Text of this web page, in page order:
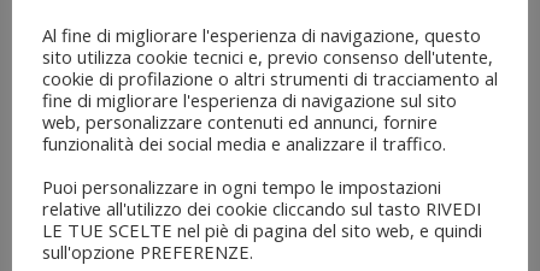
Corso di Alta Formazione in
diritto Antidiscriminatorio –
2024
Convegni di terzi e accreditati dal COF / CPO /
Formazione / Pari opportunità
Si pubblica la locandina del corso in oggetto
con particolare riferimento al primo
incontro che si terrà il 15/3/2024. Ai
Al fine di migliorare l'esperienza di navigazione, questo
sito utilizza cookie tecnici e, previo consenso dell'utente,
cookie di profilazione o altri strumenti di tracciamento al
fine di migliorare l'esperienza di navigazione sul sito
web, personalizzare contenuti ed annunci, fornire
funzionalità dei social media e analizzare il traffico.
Puoi personalizzare in ogni tempo le impostazioni
relative all'utilizzo dei cookie cliccando sul tasto RIVEDI
LE TUE SCELTE nel piè di pagina del sito web, e quindi
sull'opzione PREFERENZE.